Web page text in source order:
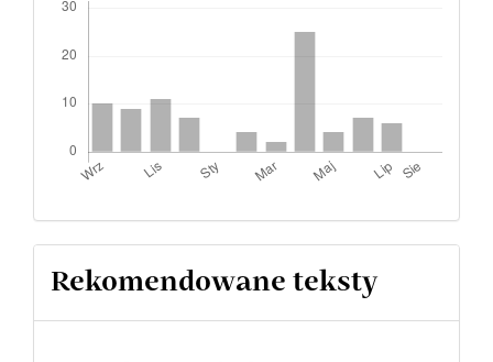
Rekomendowane teksty